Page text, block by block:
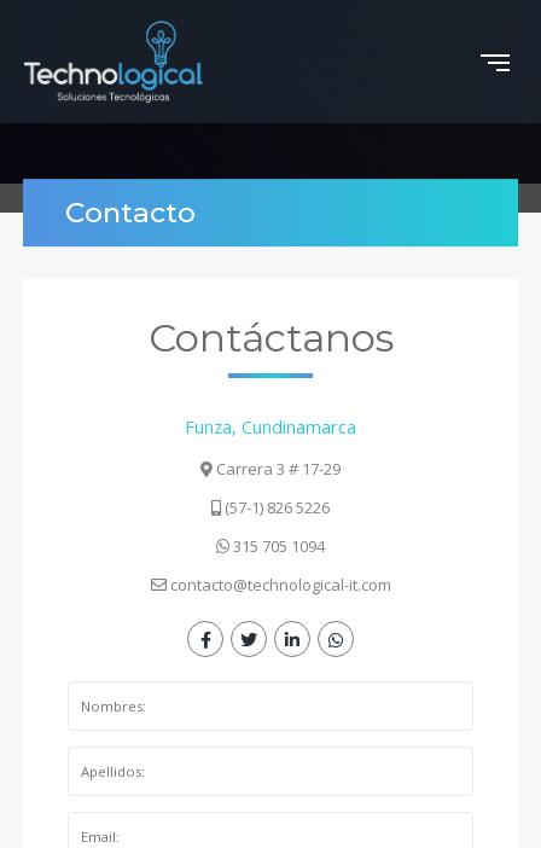
Contacto
Contáctanos
Funza, Cundinamarca
Carrera 3 # 17-29
(57-1) 826 5226
315 705 1094
contacto@technological-it.com